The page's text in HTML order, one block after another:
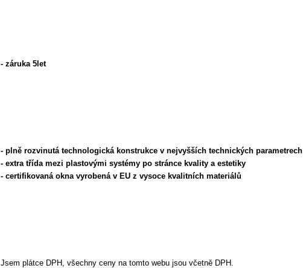
- záruka 5let
- plně rozvinutá technologická konstrukce v nejvyšších technických parametrech
- extra třída mezi plastovými systémy po stránce kvality a estetiky
- certifikovaná okna vyrobená v EU z vysoce kvalitních materiálů
Jsem plátce DPH, všechny ceny na tomto webu jsou včetně DPH.